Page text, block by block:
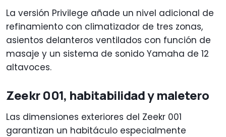
La versión Privilege añade un nivel adicional de
refinamiento con climatizador de tres zonas,
asientos delanteros ventilados con función de
masaje y un sistema de sonido Yamaha de 12
altavoces.
Zeekr 001, habitabilidad y maletero
Las dimensiones exteriores del Zeekr 001
garantizan un habitáculo especialmente